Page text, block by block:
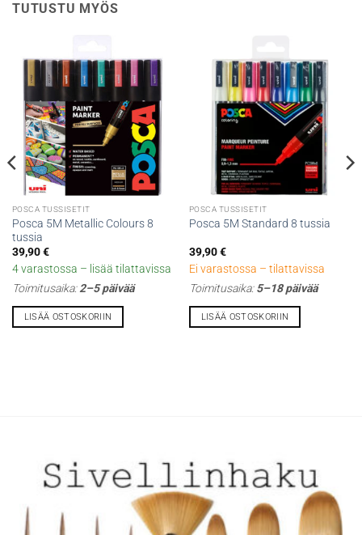
TUTUSTU MYÖS
POSCA TUSSISETIT
Posca 5M Metallic Colours 8
tussia
39,90€
4 varastossa – lisää tilattavissa
Toimitusaika:2–5 päivää
LISÄÄ OSTOSKORIIN
POSCA TUSSISETIT
Posca 5M Standard 8 tussia
39,90€
Ei varastossa – tilattavissa
Toimitusaika:5–18 päivää
LISÄÄ OSTOSKORIIN